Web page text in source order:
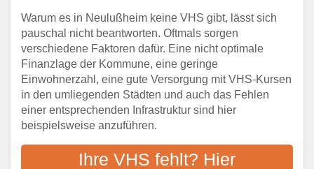
Abendschule in der Region rund um
Neulußheim
VHS steht für Erwachsenenbildung
Online-Kurse: Alternative Angebote zum
VHS-Kurs
Vor- und Nachteile von Online-Kursen
Checkliste: Darauf kommt es bei
Bildungsangeboten an
Das bundesweite Volkshochschulwesen
Warum es in Neulußheim keine VHS gibt, lässt sich
pauschal nicht beantworten. Oftmals sorgen
verschiedene Faktoren dafür. Eine nicht optimale
Finanzlage der Kommune, eine geringe
Einwohnerzahl, eine gute Versorgung mit VHS-Kursen
in den umliegenden Städten und auch das Fehlen
einer entsprechenden Infrastruktur sind hier
beispielsweise anzuführen.
Ihre VHS fehlt? Hier